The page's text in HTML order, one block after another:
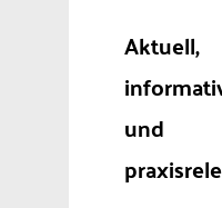
Aktuell,
und